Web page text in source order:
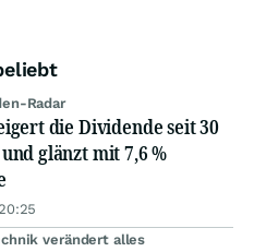
Radar
die Dividende seit 30
glänzt mit 7,6 %
verändert alles